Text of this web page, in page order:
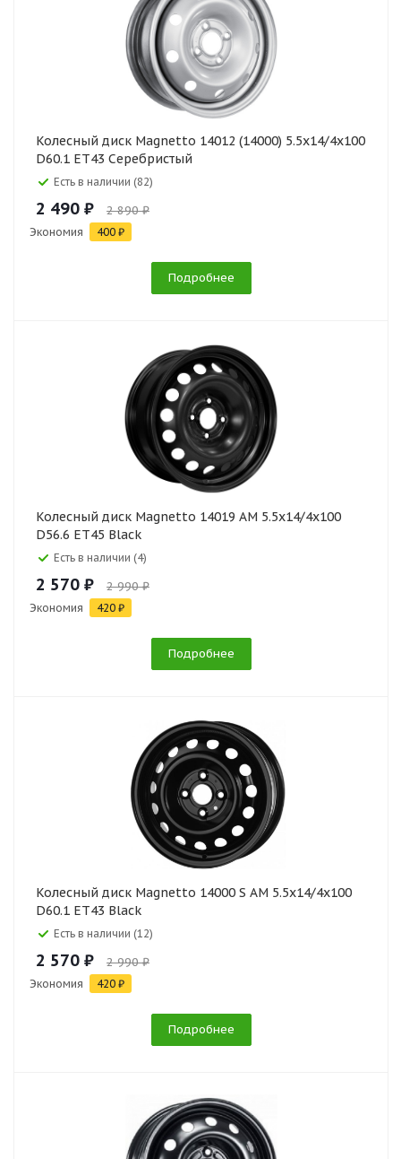
Колесный диск Magnetto 14012 (14000) 5.5x14/4x100
D60.1 ET43 Серебристый
Есть в наличии (82)
2 490 ₽ 2 890 ₽
Экономия 400 ₽
Подробнее
Колесный диск Magnetto 14019 AM 5.5x14/4x100
D56.6 ET45 Black
Есть в наличии (4)
2 570 ₽ 2 990 ₽
Экономия 420 ₽
Подробнее
Колесный диск Magnetto 14000 S AM 5.5x14/4x100
D60.1 ET43 Black
Есть в наличии (12)
2 570 ₽ 2 990 ₽
Экономия 420 ₽
Подробнее